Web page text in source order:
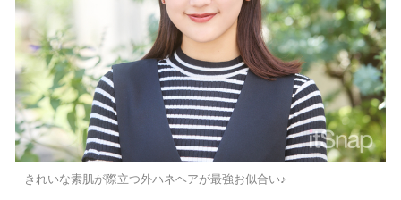
きれいな素肌が際立つ外ハネヘアが最強お似合い♪